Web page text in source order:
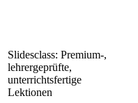
Slidesclass: Premium-,
lehrergeprüfte,
unterrichtsfertige
Lektionen